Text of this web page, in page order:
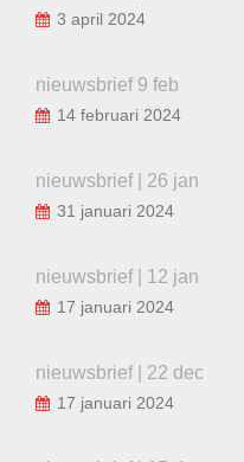
3 april 2024
nieuwsbrief 9 feb
14 februari 2024
nieuwsbrief | 26 jan
31 januari 2024
nieuwsbrief | 12 jan
17 januari 2024
nieuwsbrief | 22 dec
17 januari 2024